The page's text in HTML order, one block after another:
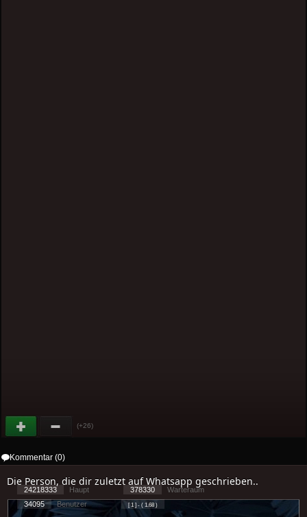
(+26)
Kommentar (0)
Die Person, die dir zuletzt auf Whatsapp geschrieben..
24218333 Haupt 378330
Warteraum
34095
Benutzer [ 1 ] - ( 1.68 )